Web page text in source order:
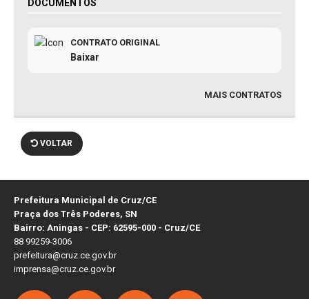
DOCUMENTOS
CONTRATO ORIGINAL
Baixar
MAIS CONTRATOS
VOLTAR
Prefeitura Municipal de Cruz/CE
Praça dos Três Poderes, SN
Bairro: Aningas - CEP: 62595-000 - Cruz/CE
88 99259-3006
prefeitura@cruz.ce.gov.br
imprensa@cruz.ce.gov.br